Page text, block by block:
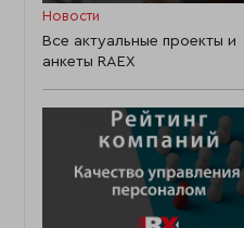
Новости
Все актуальные проекты и
анкеты RAEX